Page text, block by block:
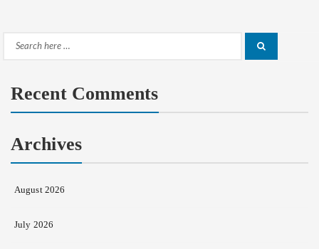
Search
Recent Comments
Archives
August 2026
July 2026